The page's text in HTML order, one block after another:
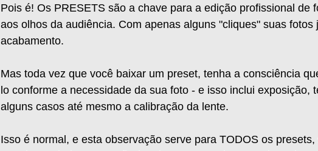
Pois é! Os PRESETS são a chave para a edição profissional de
aos olhos da audiência. Com apenas alguns "cliques" suas fotos
acabamento.
Mas toda vez que você baixar um preset, tenha a consciência
lo conforme a necessidade da sua foto - e isso inclui exposição,
alguns casos até mesmo a calibração da lente.
Isso é normal, e esta observação serve para TODOS os